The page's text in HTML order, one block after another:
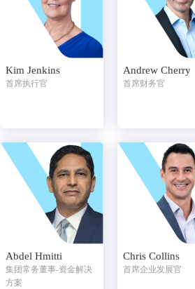
Kim Jenkins
首席执行官
Andrew Cherry
首席财务官
Abdel Hmitti
集团常务董事-资金解决
方案
Chris Collins
首席企业发展官